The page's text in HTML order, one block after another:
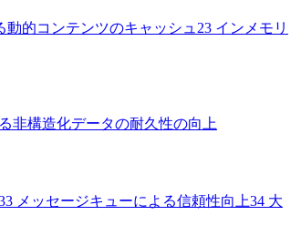
動的コンテンツのキャッシュ 23 インメモリ
非構造化データの耐久性の向上
メッセージキューによる信頼性向上34 大